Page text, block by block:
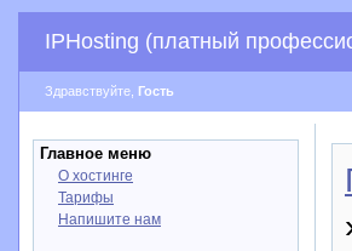
IPHosting (платный
Здравствуйте, Гость
Главное меню
О хостинге
Тарифы
Напишите нам